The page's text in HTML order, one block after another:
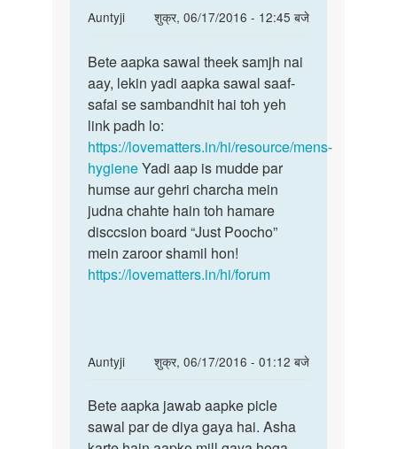
Auntyji
शुक्र, 06/17/2016 - 12:45 बजे
In
to
Hello
aunty
just
namastey
..
by
Anonymous
Bete
aapka
sawal
theek
samjh
Bete aapka sawal theek samjh nai
aay, lekin yadi aapka sawal saaf-
safai se sambandhit hai toh yeh
link padh lo:
https://lovematters.in/hi/resource/mens-
hygieneYadi aap is mudde par
humse aur gehri charcha mein
judna chahte hain toh hamare
disccsion board “Just Poocho”
mein zaroor shamil hon!
https://lovematters.in/hi/forum
Auntyji
शुक्र, 06/17/2016 - 01:12 बजे
In
to
Hello
aunty
Bete
aapka
Bete aapka jawab aapke picle
sawal par de diya gaya hai. Asha